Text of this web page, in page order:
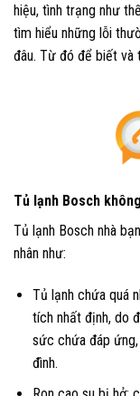
hiệu, tình trạng như
tìm hiểu những lỗi
đâu. Từ đó để biết và
Tủ lạnh Bosch
Tủ lạnh Bosch nhà
nhân như:
Tủ lạnh chứa quá
tích nhất định, do
sức chứa đáp
đình.